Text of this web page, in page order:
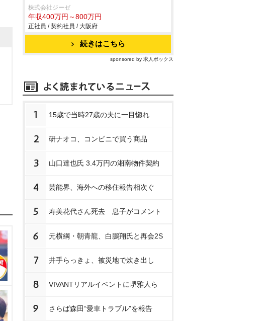
株式会社ジーゼ
年収400万円～800万円
正社員 / 契約社員 / 大阪府
続きはこちら
sponsored by 求人ボックス
1 15歳で当時27歳の夫に一目惚れ
2 研ナオコ、コンビニで買う商品
3 山口達也氏 3.4万円の湘南物件契約
4 芸能界、海外への移住報告相次ぐ
5 寿美花代さん死去 息子がコメント
6 元横綱・朝青龍、白鵬翔氏と再会2S
7 井手らっきょ、被災地で炊き出し
8 VIVANTリアルイベントに堺雅人ら
9 さらば森田“愛車トラブル”を報告